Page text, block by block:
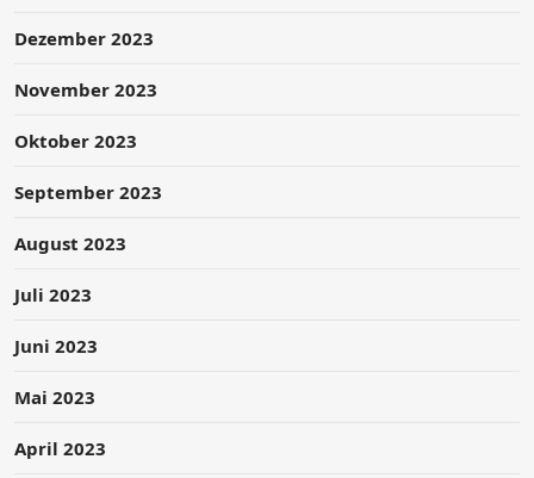
Dezember 2023
November 2023
Oktober 2023
September 2023
August 2023
Juli 2023
Juni 2023
Mai 2023
April 2023